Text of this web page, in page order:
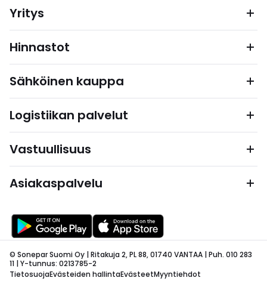
Yritys
Hinnastot
Sähköinen kauppa
Logistiikan palvelut
Vastuullisuus
Asiakaspalvelu
© Sonepar Suomi Oy | Ritakuja 2, PL 88, 01740 VANTAA | Puh. 010 283
11 | Y-tunnus: 0213785-2
TietosuojaEvästeiden hallintaEvästeetMyyntiehdot